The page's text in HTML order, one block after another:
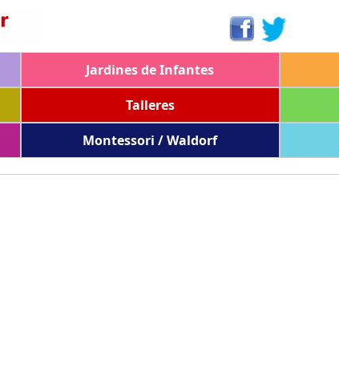
Jardines de Infantes
Talleres
Montessori / Waldorf